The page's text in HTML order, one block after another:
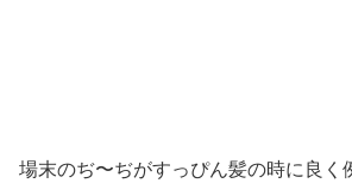
場末のぢ〜ぢがすっぴん髪の時に良く